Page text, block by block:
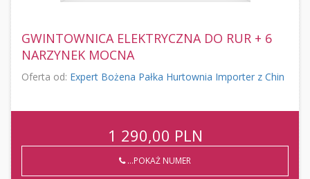
GWINTOWNICA ELEKTRYCZNA DO RUR + 6
NARZYNEK MOCNA
Oferta od: Expert Bożena Pałka Hurtownia Importer z Chin
1 290,00 PLN
...POKAŻ NUMER